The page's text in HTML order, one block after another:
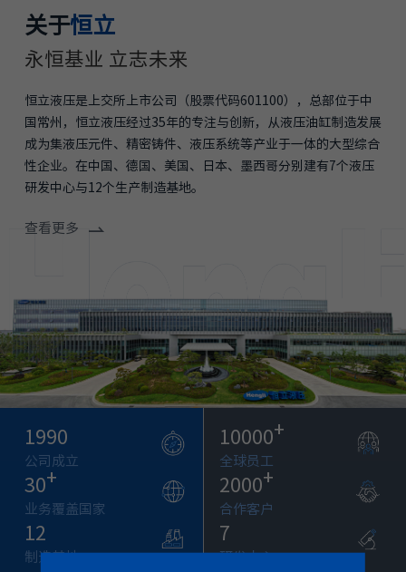
关于恒立
永恒基业 立志未来
恒立液压是上交所上市公司（股票代码601100），总部位于中
国常州，恒立液压经过35年的专注与创新，从液压油缸制造发展
成为集液压元件、精密铸件、液压系统等产业于一体的大型综合
性企业。在中国、德国、美国、日本、墨西哥分别建有7个液压
研发中心与12个生产制造基地。
查看更多
1990
公司成立
10000+
全球员工
30+
业务覆盖国家
2000+
合作客户
12
制造基地
7
研发中心